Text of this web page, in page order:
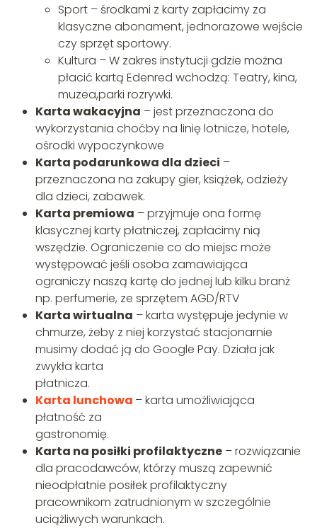
Sport – środkami z karty zapłacimy za
klasyczne abonament, jednorazowe wejście
czy sprzęt sportowy.
Kultura – W zakres instytucji gdzie można
płacić kartą Edenred wchodzą: Teatry, kina,
muzea,parki rozrywki.
Karta wakacyjna – jest przeznaczona do
wykorzystania choćby na linię lotnicze, hotele,
ośrodki wypoczynkowe
Karta podarunkowa dla dzieci –
przeznaczona na zakupy gier, książek, odzieży
dla dzieci, zabawek.
Karta premiowa – przyjmuje ona formę
klasycznej karty płatniczej, zapłacimy nią
wszędzie. Ograniczenie co do miejsc może
występować jeśli osoba zamawiająca
ograniczy naszą kartę do jednej lub kilku branż
np. perfumerie, ze sprzętem AGD/RTV
Karta wirtualna – karta występuje jedynie w
chmurze, żeby z niej korzystać stacjonarnie
musimy dodać ją do Google Pay. Działa jak
zwykła karta
płatnicza.
Karta lunchowa – karta umożliwiająca
płatność za
Karta na posiłki profilaktyczne– rozwiązanie
dla pracodawców, którzy muszą zapewnić
nieodpłatnie posiłek profilaktyczny
pracownikom zatrudnionym w szczególnie
uciążliwych warunkach.